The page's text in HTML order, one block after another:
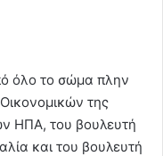
όλο το σώμα πλην
της
ΗΠΑ, του βουλευτή
και του βουλευτή